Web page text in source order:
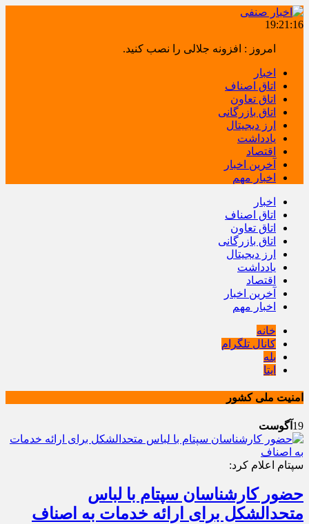
19:21:16
امروز : افزونه جلالی را نصب کنید.
اخبار
اتاق اصناف
اتاق تعاون
اتاق بازرگانی
ارز دیجیتال
یادداشت
اقتصاد
آخرین اخبار
اخبار مهم
اخبار
اتاق اصناف
اتاق تعاون
اتاق بازرگانی
ارز دیجیتال
یادداشت
اقتصاد
آخرین اخبار
اخبار مهم
خانه
کانال تلگرام
بله
ایتا
امنیت ملی کشور
19 آگوست
سپتام اعلام کرد:
حضور کارشناسان سپتام با لباس
متحدالشکل برای ارائه خدمات به اصناف